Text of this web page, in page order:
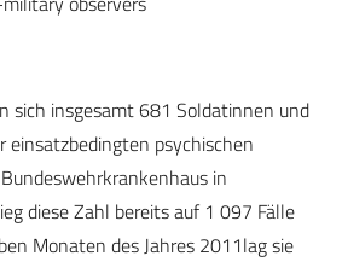
sich insgesamt 681 Soldatinnen und
einsatzbedingten psychischen
in
diese Zahl bereits auf 1 097 Fälle
Monaten des Jahres 2011lag sie